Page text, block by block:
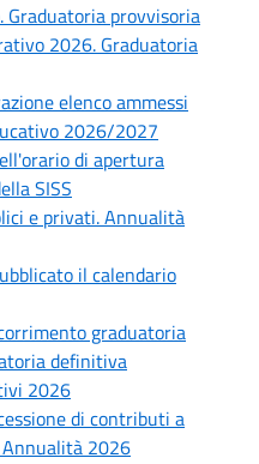
Graduatoria provvisoria
2026. Graduatoria
elenco ammessi
2026/2027
di apertura
SISS
e privati. Annualità
il calendario
graduatoria
definitiva
2026
di contributi a
2026